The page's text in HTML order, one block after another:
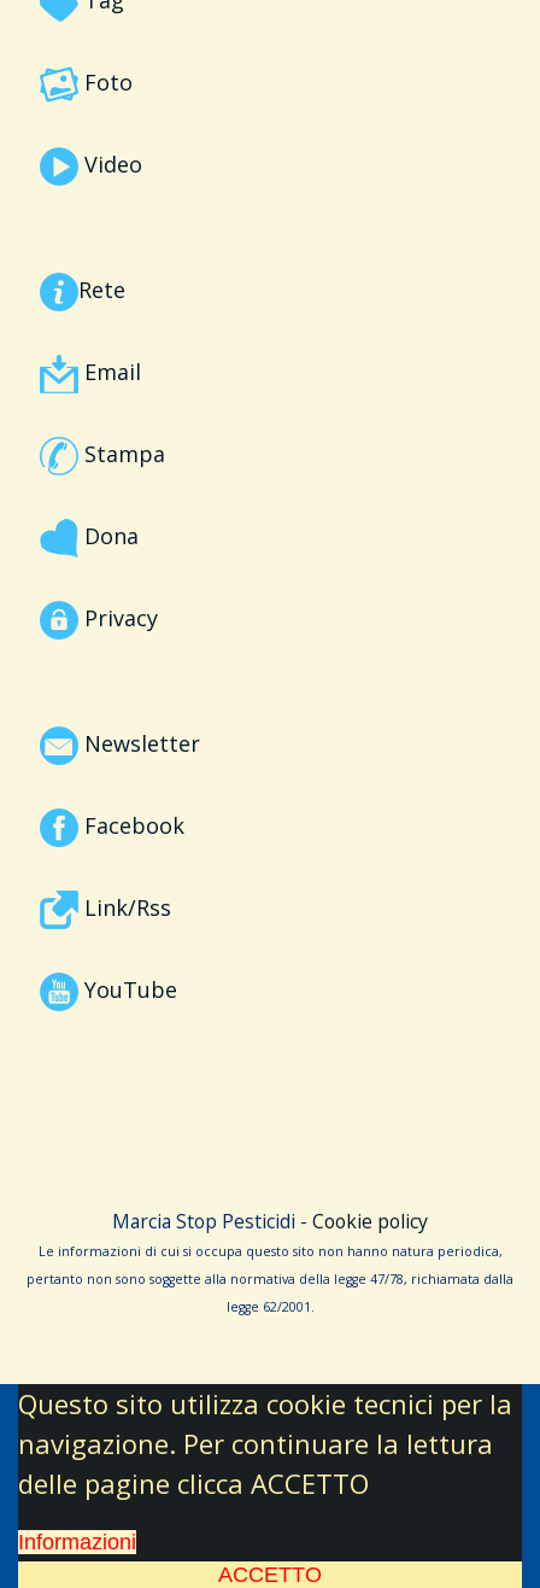
Foto
Video
Rete
Email
Stampa
Dona
Privacy
Newsletter
Facebook
Link/Rss
YouTube
Marcia Stop Pesticidi - Cookie policy
Le informa­zioni di cui si occupa questo sito non hanno na­tura periodica,
pertanto non sono sog­gette alla normativa della legge 47/78, richiamata dalla
leg­ge 62/­2001.
Questo sito utilizza cookie tecnici per la
navigazione. Per continuare la lettura
delle pagine clicca ACCETTO
Informazioni
ACCETTO